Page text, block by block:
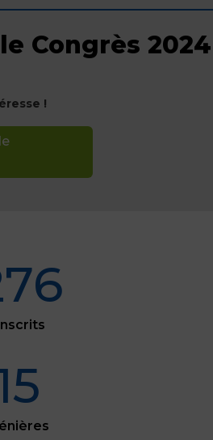
Congrès 2024
!
Inscrits